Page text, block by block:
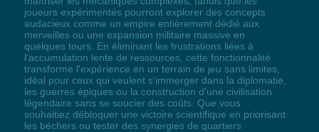
joueurs expérimentés pourront explorer des concepts
audacieux comme un empire entièrement dédié aux
merveilles ou une expansion militaire massive en
quelques tours. En éliminant les frustrations liées à
l'accumulation lente de ressources, cette fonctionnalité
transforme l'expérience en un terrain de jeu sans limites,
idéal pour ceux qui veulent s'immerger dans la diplomatie,
les guerres épiques ou la construction d'une civilisation
légendaire sans se soucier des coûts. Que vous
souhaitiez débloquer une victoire scientifique en priorisant
les béchers ou tester des synergies de quartiers